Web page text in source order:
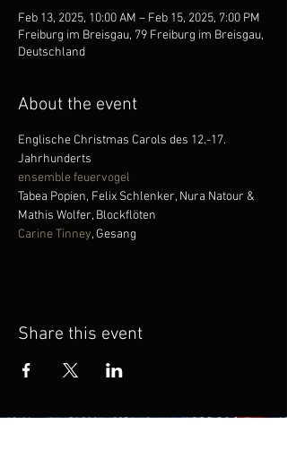
Feb 13, 2025, 10:00 AM – Feb 15, 2025, 7:00 PM
Freiburg im Breisgau, 79 Freiburg im Breisgau,
Deutschland
About the event
Englische Christmas Carols des 12.-17.
Jahrhunderts
ensemble feuervogel
Tabea Popien, Felix Schlenker, Nura Natour &
Mathis Wolfer, Blockflöten
Carine Tinney, Gesang
Share this event